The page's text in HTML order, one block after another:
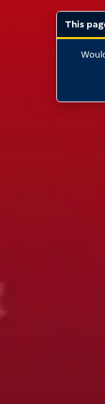
This